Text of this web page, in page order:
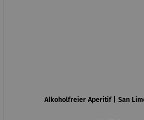
Alkoholfreier Aperitif | San